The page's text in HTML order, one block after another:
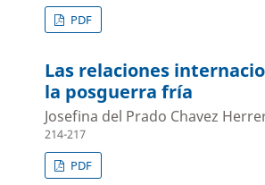
PDF
Las relaciones
la posguerra fría
Josefina del Prado Chavez
214-217
PDF